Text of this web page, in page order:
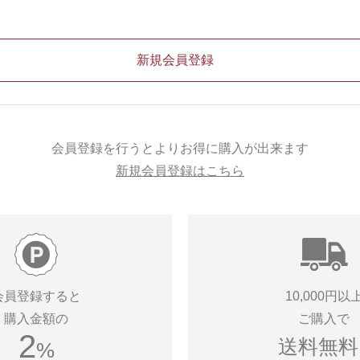
会員登録を行うとよりお得に購入が出来ます
新規会員登録はこちら
員登録すると
購入金額の
2%
10,000円以
ご購入で
送料無